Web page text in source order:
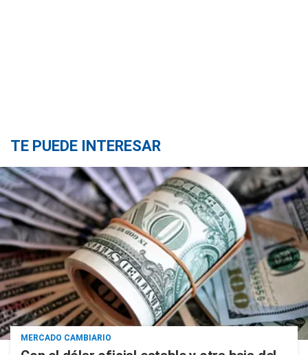
TE PUEDE INTERESAR
MERCADO CAMBIARIO